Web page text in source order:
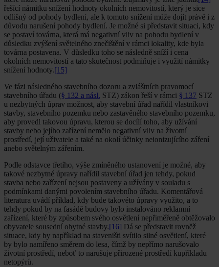
řešící námitku snížení hodnoty okolních nemovitostí, který je sice
odlišný od pohody bydlení, ale k tomuto snížení může dojít právě i z
důvodu narušení pohody bydlení. Je možné si představit situaci, kdy
se postaví továrna, která má negativní vliv na pohodu bydlení v
důsledku zvýšení světelného znečištění v rámci lokality, kde byla
továrna postavena. V důsledku toho se následně sníží i cena
okolních nemovitostí a tato skutečnost podmiňuje i využití námitky
snížení hodnoty.[15]
Ve fázi následného stavebního dozoru a zvláštních pravomocí
stavebního úřadu (§ 132 a násl. STZ) zákon řeší v rámci § 137 STZ
u nezbytných úprav možnost, aby stavební úřad nařídil vlastníkovi
stavby, stavebního pozemku nebo zastavěného stavebního pozemku,
aby provedl takovou úpravu, kterou se docílí toho, aby užívání
stavby nebo jejího zařízení nemělo negativní vliv na životní
prostředí, její uživatele a také na okolí účinky neionizujícího záření
anebo světelným zářením.
Podle odstavce třetího, výše zmíněného ustanovení je možné, aby
takové nezbytné úpravy nařídil stavební úřad jen tehdy, pokud
stavba nebo zařízení nejsou postaveny a užívány v souladu s
podmínkami danými povolením stavebního úřadu. Komentářová
literatura uvádí příklad, kdy bude takovéto úpravy využito, a to
tehdy pokud by na fasádě budovy bylo instalováno reklamní
zařízení, které by způsobem svého osvětlení nepřiměřeně obtěžovalo
obyvatele sousední obytné stavby.[16] Dá se představit rovněž
situace, kdy by například na staveništi svítilo silné osvětlení, které
by bylo namířeno směrem do lesa, čímž by nepřímo narušovalo
životní prostředí, neboť to narušuje přirozené prostředí kupříkladu
netopýrů.